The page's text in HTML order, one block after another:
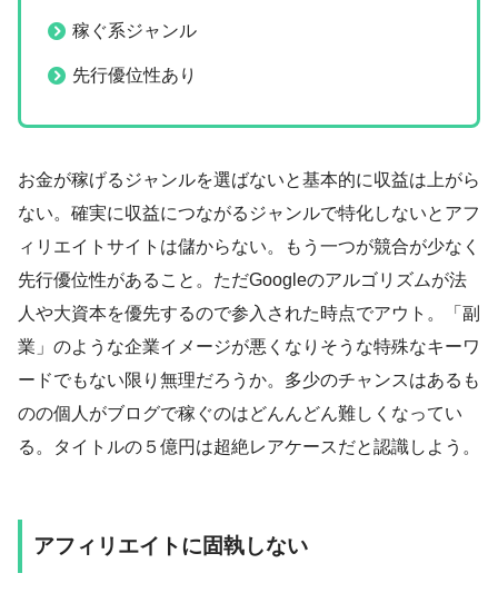
稼ぐ系ジャンル
先行優位性あり
お金が稼げるジャンルを選ばないと基本的に収益は上がら
ない。確実に収益につながるジャンルで特化しないとアフ
ィリエイトサイトは儲からない。もう一つが競合が少なく
先行優位性があること。ただGoogleのアルゴリズムが法
人や大資本を優先するので参入された時点でアウト。「副
業」のような企業イメージが悪くなりそうな特殊なキーワ
ードでもない限り無理だろうか。多少のチャンスはあるも
のの個人がブログで稼ぐのはどんんどん難しくなってい
る。タイトルの５億円は超絶レアケースだと認識しよう。
アフィリエイトに固執しない